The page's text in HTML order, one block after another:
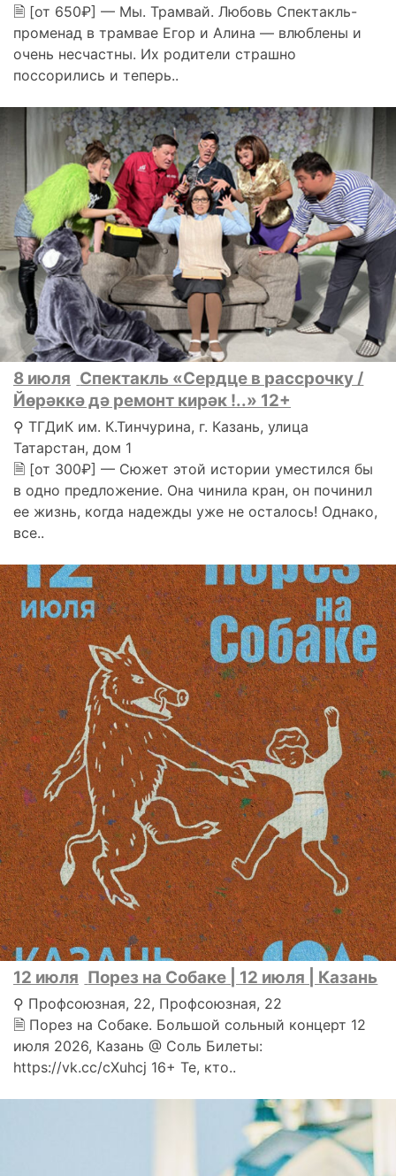
🗎 [от 650₽] — Мы. Трамвай. Любовь Спектакль-
променад в трамвае Егор и Алина — влюблены и
очень несчастны. Их родители страшно
поссорились и теперь..
8 июля Спектакль «Сердце в рассрочку /
Йөрәккә дә ремонт кирәк !..» 12+
⚲ ТГДиК им. К.Тинчурина, г. Казань, улица
Татарстан, дом 1
🗎 [от 300₽] — Сюжет этой истории уместился бы
в одно предложение. Она чинила кран, он починил
ее жизнь, когда надежды уже не осталось! Однако,
все..
12 июля Порез на Собаке | 12 июля | Казань
⚲ Профсоюзная, 22, Профсоюзная, 22
🗎 Порез на Собаке. Большой сольный концерт 12
июля 2026, Казань @ Соль Билеты:
https://vk.cc/cXuhcj 16+ Те, кто..